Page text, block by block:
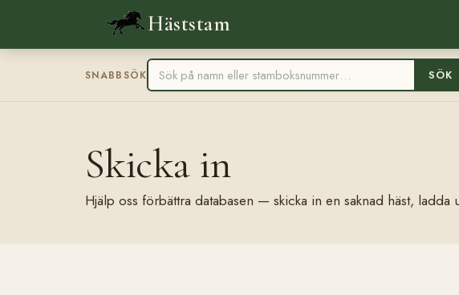
Häststam
SNABBSÖK SÖK
Skicka in
Hjälp oss förbättra databasen — skicka in en saknad häst,